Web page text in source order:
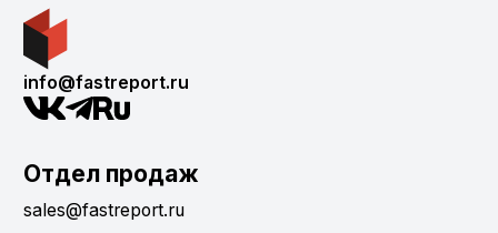
info@fastreport.ru
Отдел продаж
sales@fastreport.ru